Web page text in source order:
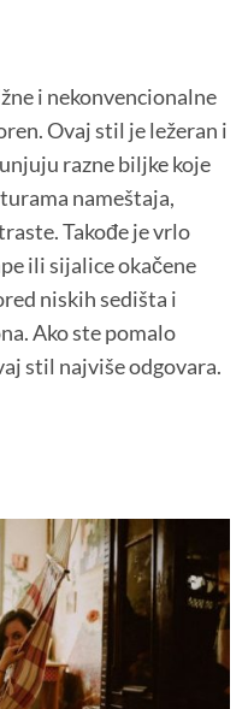
i nekonvencionalne
Ovaj stil je ležeran i
razne biljke koje
nameštaja,
Takođe je vrlo
ili sijalice okačene
niskih sedišta i
Ako ste pomalo
stil najviše odgovara.